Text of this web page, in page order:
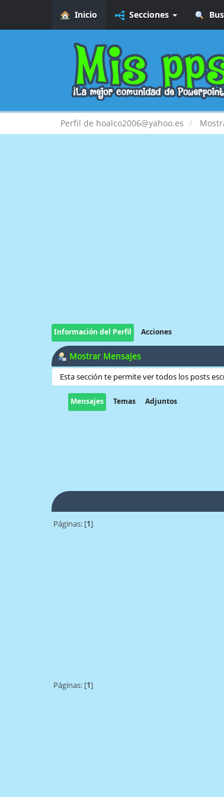
Inicio Secciones
Perfil de hoalco2006@yahoo.es
Información del Perfil Acciones
Mostrar Mensajes
Esta sección te permite ver todos los posts
Mensajes Temas Adjuntos
Páginas: [1]
Páginas: [1]